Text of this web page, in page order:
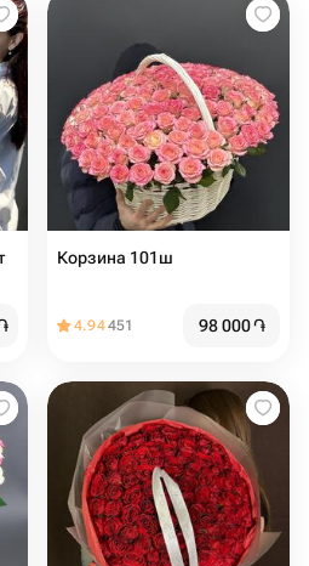
Корзина 101ш
4.94451 98 000֏